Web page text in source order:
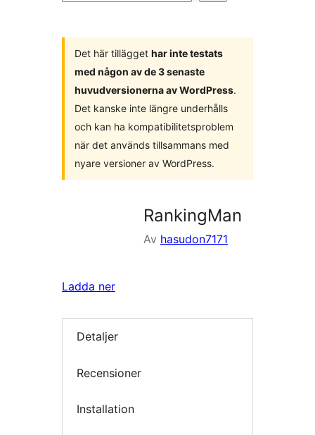
Det här tillägget har inte testats
med någon av de 3 senaste
huvudversionerna av WordPress.
Det kanske inte längre underhålls
och kan ha kompatibilitetsproblem
när det används tillsammans med
nyare versioner av WordPress.
RankingMan
Av hasudon7171
Ladda ner
Detaljer
Recensioner
Installation